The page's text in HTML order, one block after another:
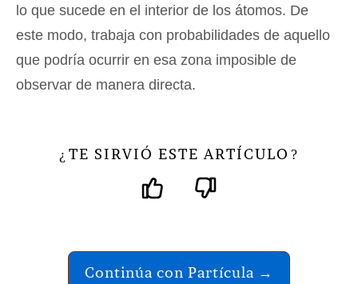
lo que sucede en el interior de los átomos. De
este modo, trabaja con probabilidades de aquello
que podría ocurrir en esa zona imposible de
observar de manera directa.
¿ TE SIRVIÓ ESTE ARTÍCULO ?
Continúa con Partícula →